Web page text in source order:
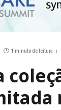
1 minuto de leitura